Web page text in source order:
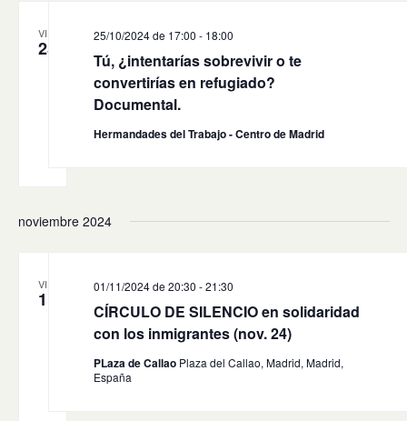
VIE
25
Tú, ¿intentarías sobrevivir o te
convertirías en refugiado?
Documental.
25/10/2024 de 17:00 - 18:00
Hermandades del Trabajo - Centro de Madrid
noviembre 2024
VIE
1
CÍRCULO DE SILENCIO en solidaridad
con los inmigrantes (nov. 24)
01/11/2024 de 20:30 -21:30
PLaza de Callao Plaza del Callao, Madrid, Madrid,
España